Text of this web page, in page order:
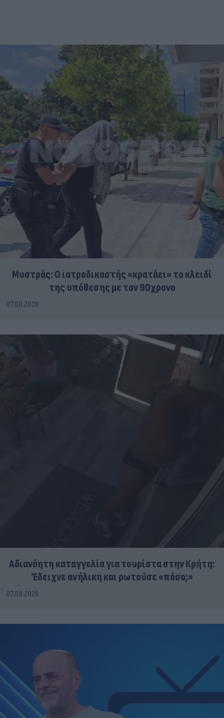
Μυστράς: Ο ιατροδικαστής «κρατάει» το κλειδί
της υπόθεσης με τον 90χρονο
07.08.2026
Αδιανόητη καταγγελία για τουρίστα στην Κρήτη:
Έδειχνε ανήλικη και ρωτούσε «πόσο;»
07.08.2026